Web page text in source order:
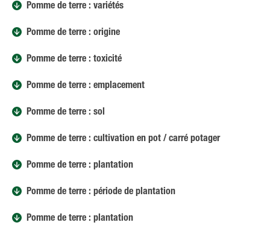
Pomme de terre : variétés
Pomme de terre : origine
Pomme de terre : toxicité
Pomme de terre : emplacement
Pomme de terre : sol
Pomme de terre : cultivation en pot / carré potager
Pomme de terre : plantation
Pomme de terre : période de plantation
Pomme de terre : plantation